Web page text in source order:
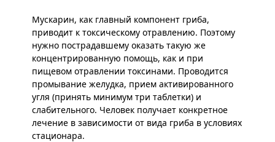
Мускарин, как главный компонент гриба,
приводит к токсическому отравлению. Поэтому
нужно пострадавшему оказать такую же
концентрированную помощь, как и при
пищевом отравлении токсинами. Проводится
промывание желудка, прием активированного
угля (принять минимум три таблетки) и
слабительного. Человек получает конкретное
лечение в зависимости от вида гриба в условиях
стационара.